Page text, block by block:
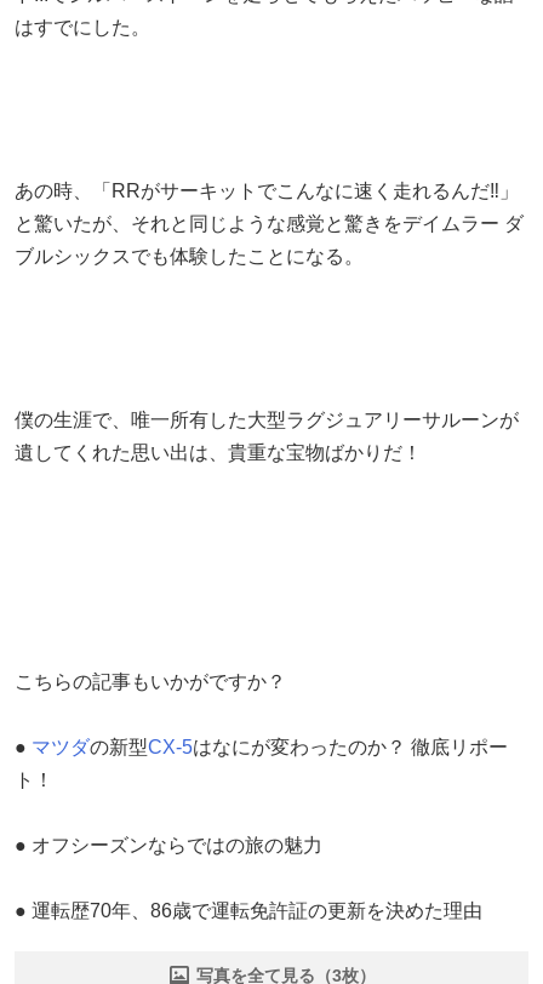
はすでにした。
あの時、「RRがサーキットでこんなに速く走れるんだ‼」
と驚いたが、それと同じような感覚と驚きをデイムラー ダ
ブルシックスでも体験したことになる。
僕の生涯で、唯一所有した大型ラグジュアリーサルーンが
遺してくれた思い出は、貴重な宝物ばかりだ！
こちらの記事もいかがですか？
● マツダの新型CX-5はなにが変わったのか？ 徹底リポー
ト！
● オフシーズンならではの旅の魅力
● 運転歴70年、86歳で運転免許証の更新を決めた理由
写真を全て見る（3枚）